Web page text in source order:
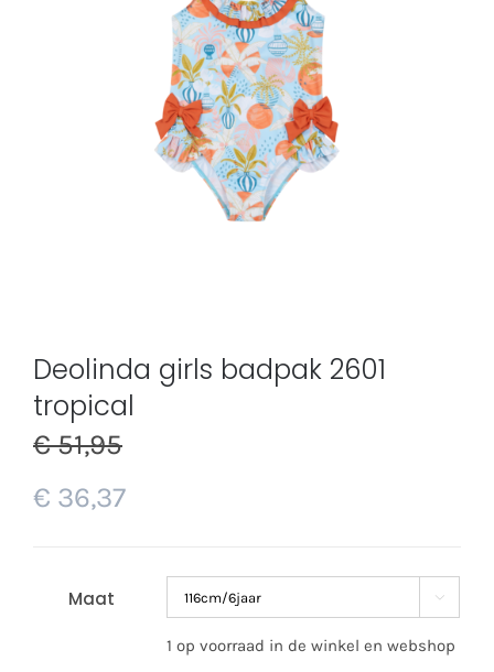
Deolinda girls badpak 2601
tropical
€51,95
€ 36,37
Maat 
1 op voorraad in de winkel en webshop